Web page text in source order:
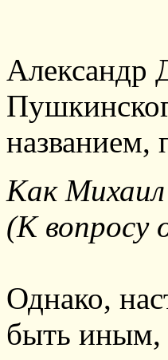
Александр
названием,
Как Михаил
(К вопросу
Однако,
быть иным,